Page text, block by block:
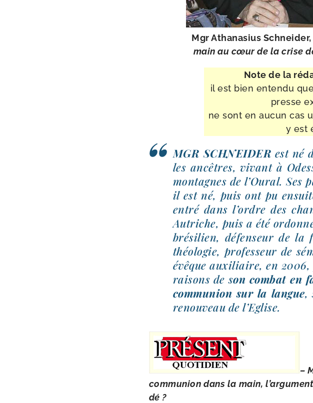
Mgr Athanasius
main au cœur de la crise
Note de la
il est bien enten­du
presse
ne sont en aucun cas
y est
MGR SCHNEIDER est né
les ancêtres, vivant à
mon­tagnes de l’Oural. Ses
il est né, puis ont pu
entré dans l’ordre des
Autriche, puis a été
bré­si­lien, défen­seur de la
théo­lo­gie, pro­fes­seur de
évêque auxi­liaire, en
rai­sons de son com­bat en
com­mu­nion sur la langue,
renou­veau de l’Eglise.
–
com­mu­nion dans la main,
dé ?